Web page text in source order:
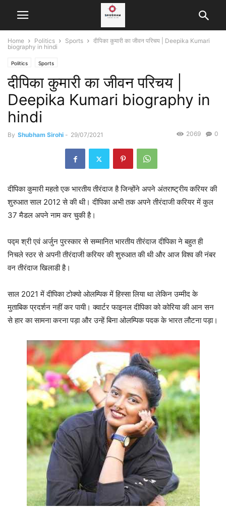
Home Politics Sports
दीपिका कुमारी का जीवन परिचय | Deepika Kumari
biography in hindi
Politics Sports
दीपिका कुमारी का जीवन परिचय |
Deepika Kumari biography in
hindi
By Shubham Sirohi - 29/07/2021 0
2069
दीपिका कुमारी महतो एक भारतीय तीरंदाज है जिन्होंने अपने अंतराष्ट्रीय करियर की
शुरुआत साल 2012 से की थी। दीपिका अभी तक अपने तीरंदाजी करियर में कुल
37 मैडल अपने नाम कर चुकी है।
पद्म श्री एवं अर्जुन पुरस्कार से सम्मानित भारतीय तीरंदाज दीपिका ने बहुत ही
निचले स्ठर से अपनी तीरंदाजी करियर की शुरुआत की थी और आज विश्व की नंबर
वन तीरंदाज खिलाडी है।
साल 2021 में दीपिका टोक्यो ओलम्पिक में हिस्सा लिया था लेकिन उम्मीद के
मुताबिक प्रदर्शन नहीं कर पायी। क्वार्टर फाइनल दीपिका को कोरिया की आन सन
से हार का सामना करना पड़ा और उन्हें बिना ओलम्पिक पदक के भारत लौटना पड़ा।